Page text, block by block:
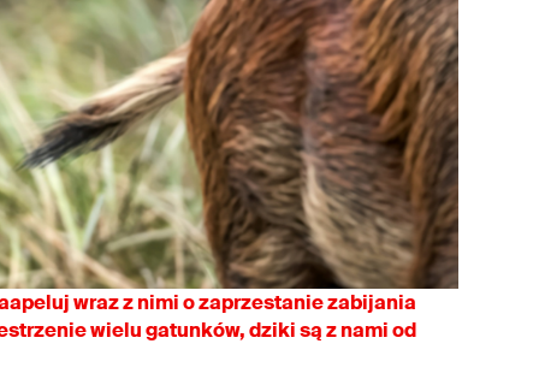
wraz z nimi o zaprzestanie zabijania
wielu gatunków, dziki są z nami od